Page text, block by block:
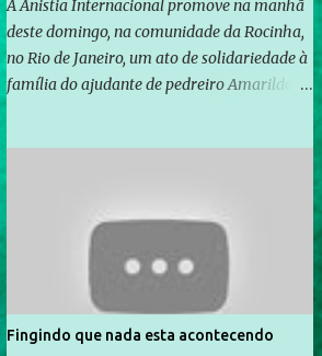
A Anistia Internacional promove na manhã
deste domingo, na comunidade da Rocinha,
no Rio de Janeiro, um ato de solidariedade à
família do ajudante de pedreiro Amarildo de
Rocinha. A assessora de Direitos Humanos
da Anistia Internacional, Renata Neder, disse
à Agência Brasil que ações e atividades de
mobilização são feitas normalmente pela
organização não governamental. As ações
de solidariedade são promovidas em apoio
Fingindo que nada esta acontecendo